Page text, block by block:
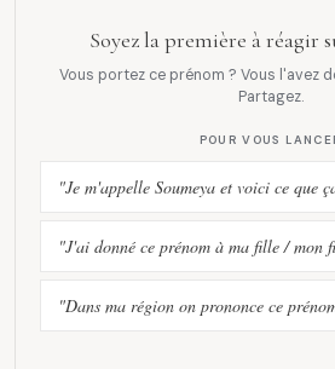
Soyez la première à réagir
Vous portez ce prénom ? Vous l'avez
Partagez.
POUR VOUS
"Je m'appelle Soumeya et voici ce que
"J'ai donné ce prénom à ma fille / mon
"Dans ma région on prononce ce